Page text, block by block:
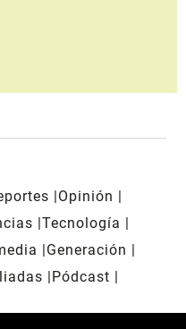
Opinión
Tecnología
Generación
Pódcast